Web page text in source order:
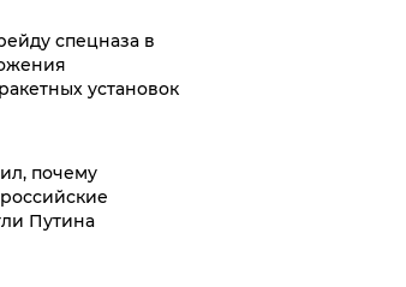
спецназа в
установок
почему
Путина